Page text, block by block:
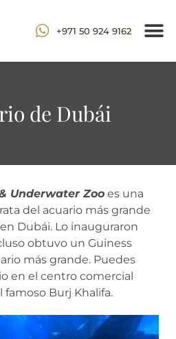
+971 50 924 9162
de Dubái
Underwater Zoo es una
del acuario más grande
Dubái. Lo inauguraron
obtuvo un Guiness
más grande. Puedes
en el centro comercial
famoso Burj Khalifa.